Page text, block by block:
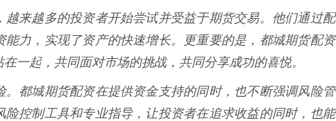
越来越多的投资者开始尝试并受益于期货交易。他们通过配
能力，实现了资产的快速增长。更重要的是，都城期货配资
一起，共同面对市场的挑战，共同分享成功的喜悦。
。都城期货配资在提供资金支持的同时，也不断强调风险管
险控制工具和专业指导，让投资者在追求收益的同时，也能